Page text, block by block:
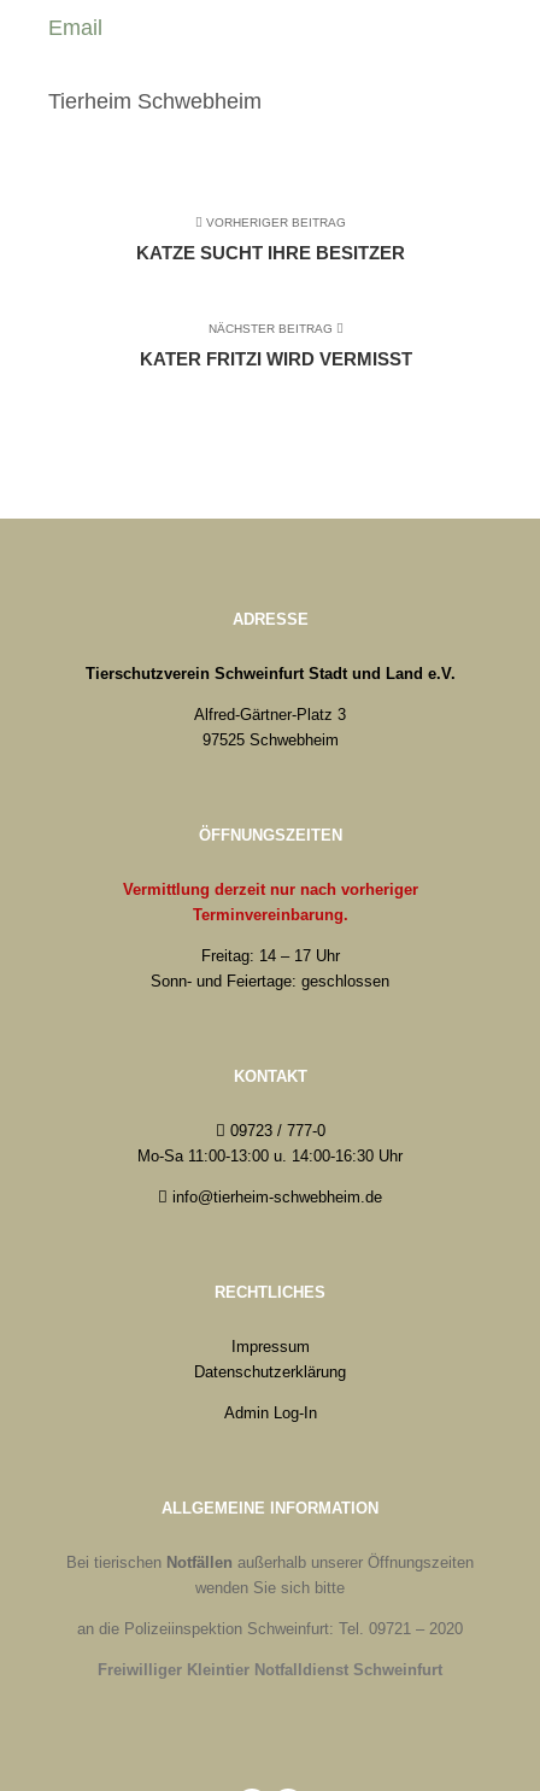
Email
Tierheim Schwebheim
VORHERIGER BEITRAG
KATZE SUCHT IHRE BESITZER
NÄCHSTER BEITRAG
KATER FRITZI WIRD VERMISST
ADRESSE
Tierschutzverein Schweinfurt Stadt und Land e.V.
Alfred-Gärtner-Platz 3
97525 Schwebheim
ÖFFNUNGSZEITEN
Vermittlung derzeit nur nach vorheriger
Terminvereinbarung.
Freitag: 14 – 17 Uhr
Sonn- und Feiertage: geschlossen
KONTAKT
09723 / 777-0
Mo-Sa 11:00-13:00 u. 14:00-16:30 Uhr
info@tierheim-schwebheim.de
RECHTLICHES
Impressum
Datenschutzerklärung
Admin Log-In
ALLGEMEINE INFORMATION
Bei tierischen Notfällen außerhalb unserer Öffnungszeiten
wenden Sie sich bitte
an die Polizeiinspektion Schweinfurt: Tel. 09721 – 2020
Freiwilliger Kleintier Notfalldienst Schweinfurt